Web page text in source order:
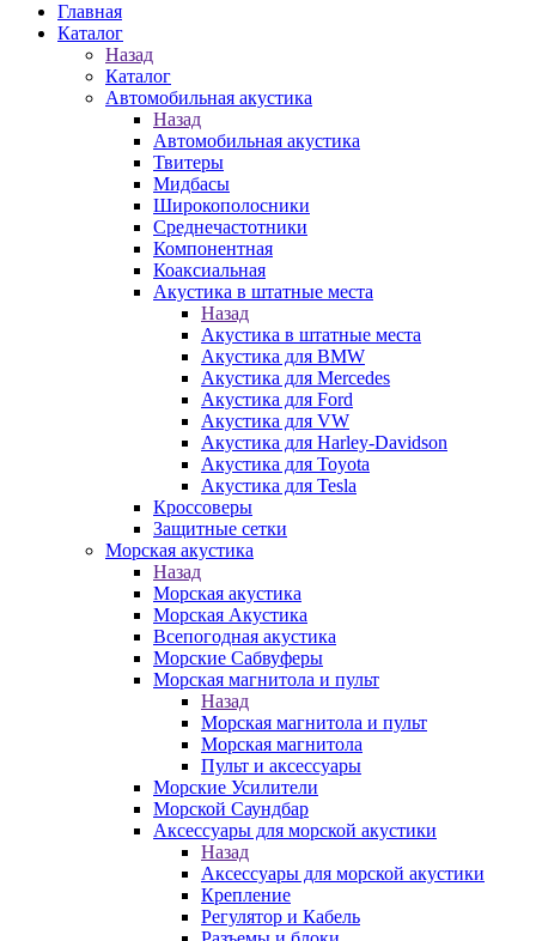
Главная
Каталог
Назад
Каталог
Автомобильная акустика
Назад
Автомобильная акустика
Твитеры
Мидбасы
Широкополосники
Среднечастотники
Компонентная
Коаксиальная
Акустика в штатные места
Назад
Акустика в штатные места
Акустика для BMW
Акустика для Mercedes
Акустика для Ford
Акустика для VW
Акустика для Harley-Davidson
Акустика для Toyota
Акустика для Tesla
Кроссоверы
Защитные сетки
Морская акустика
Назад
Морская акустика
Морская Акустика
Всепогодная акустика
Морские Сабвуферы
Морская магнитола и пульт
Назад
Морская магнитола и пульт
Морская магнитола
Пульт и аксессуары
Морские Усилители
Морской Cаундбар
Аксессуары для морской акустики
Назад
Аксессуары для морской акустики
Крепление
Регулятор и Кабель